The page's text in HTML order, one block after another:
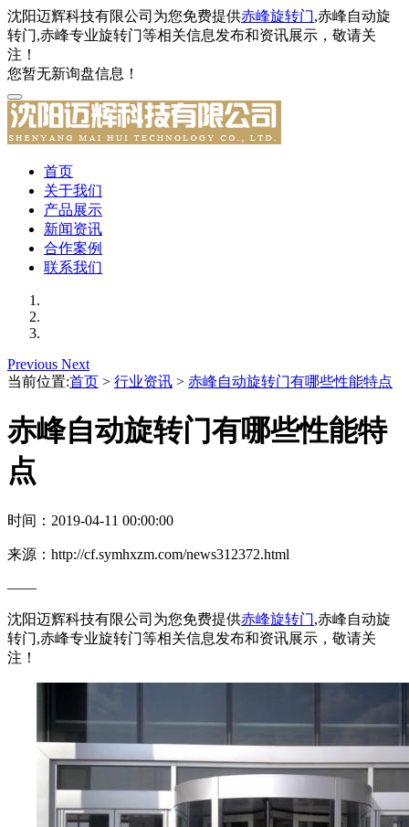
沈阳迈辉科技有限公司为您免费提供赤峰旋转门,赤峰自动旋
转门,赤峰专业旋转门等相关信息发布和资讯展示，敬请关
注！
您暂无新询盘信息！
首页
关于我们
产品展示
新闻资讯
合作案例
联系我们
Previous Next
当前位置:首页 > 行业资讯 > 赤峰自动旋转门有哪些性能特点
赤峰自动旋转门有哪些性能特
点
时间：2019-04-11 00:00:00
来源：http://cf.symhxzm.com/news312372.html
——
沈阳迈辉科技有限公司为您免费提供赤峰旋转门,赤峰自动旋
转门,赤峰专业旋转门等相关信息发布和资讯展示，敬请关
注！